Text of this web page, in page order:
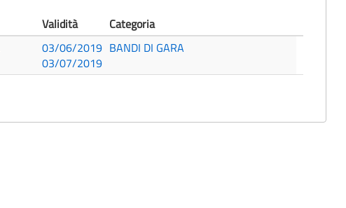
Validità
Categoria
03/06/2019
03/07/2019
BANDI DI GARA